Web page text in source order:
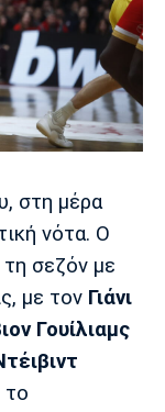
στη μέρα
νότα. Ο
σεζόν με
με τον Γιάνι
Γουίλιαμς
το